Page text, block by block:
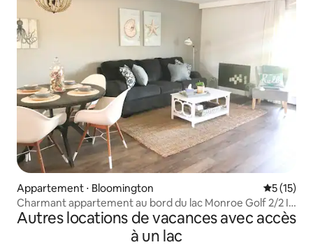
Appartement ⋅ Bloomington
5 (15)
Charmant appartement au bord du lac Monroe Golf 2/2 IU
Bloomington
Autres locations de vacances avec accès
à un lac